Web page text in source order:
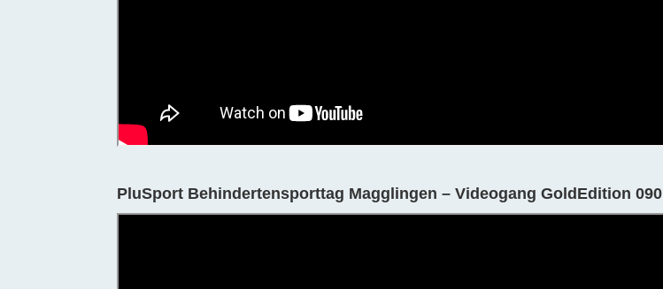
PluSport Behindertensporttag Magglingen – Videogang GoldEdition 090